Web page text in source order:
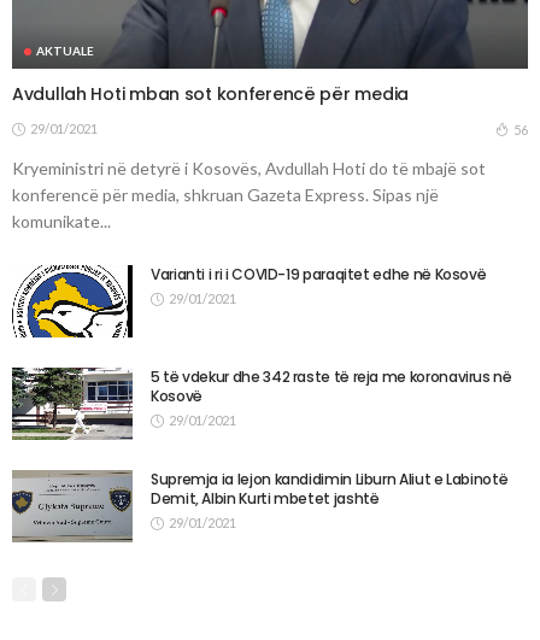
AKTUALE
Avdullah Hoti mban sot konferencë për media
29/01/2021 56
Kryeministri në detyrë i Kosovës, Avdullah Hoti do të mbajë sot
konferencë për media, shkruan Gazeta Express. Sipas një
komunikate...
Varianti i ri i COVID-19 paraqitet edhe në Kosovë
29/01/2021
5 të vdekur dhe 342 raste të reja me koronavirus në
Kosovë
29/01/2021
Supremja ia lejon kandidimin Liburn Aliut e Labinotë
Demit, Albin Kurti mbetet jashtë
29/01/2021